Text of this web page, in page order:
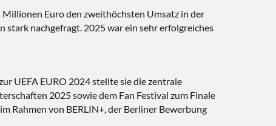
Euro den zweithöchsten Umsatz in der
stark nachgefragt. 2025 war ein sehr erfolgreiches
UEFA EURO 2024 stellte sie die zentrale
2025 sowie dem Fan Festival zum Finale
Rahmen von BERLIN+, der Berliner Bewerbung